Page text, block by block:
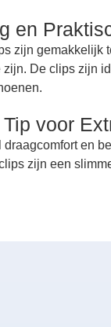
en
zijn gemakkelijk
zijn. De clips zijn
voor
draagcomfort en
zijn een